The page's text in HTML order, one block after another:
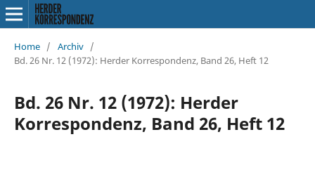
Home / Archiv /
Bd. 26 Nr. 12 (1972): Herder Korrespondenz, Band 26, Heft 12
Bd. 26 Nr. 12 (1972): Herder
Korrespondenz, Band 26, Heft 12